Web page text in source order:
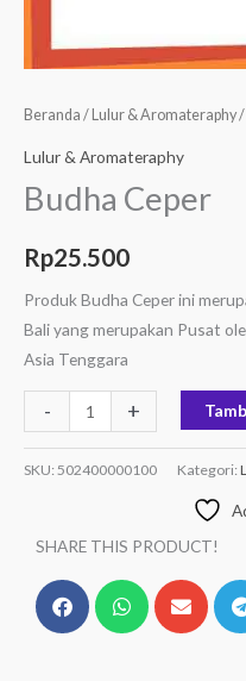
Beranda / Lulur & Aromateraphy/
Lulur & Aromateraphy
Budha Ceper
Rp25.500
Produk Budha Ceper ini
Bali yang merupakan Pusat
Asia Tenggara
- +
SKU: 502400000100 Kategori:
SHARE THIS PRODUCT!